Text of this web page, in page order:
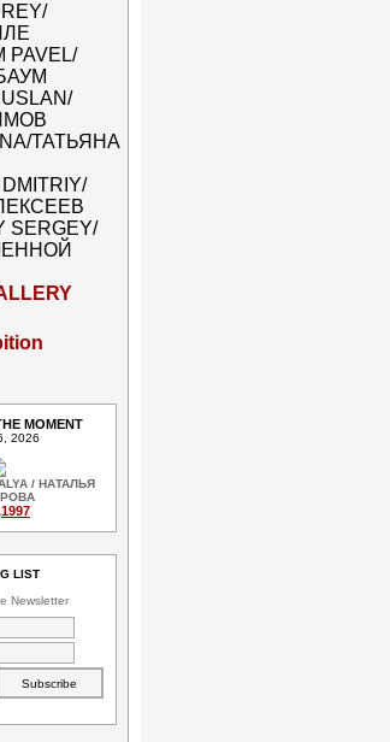
PAVEL/
ТАТЬЯНА
SERGEY/
MOMENT
2026
/ НАТАЛЬЯ
LIST
Newsletter